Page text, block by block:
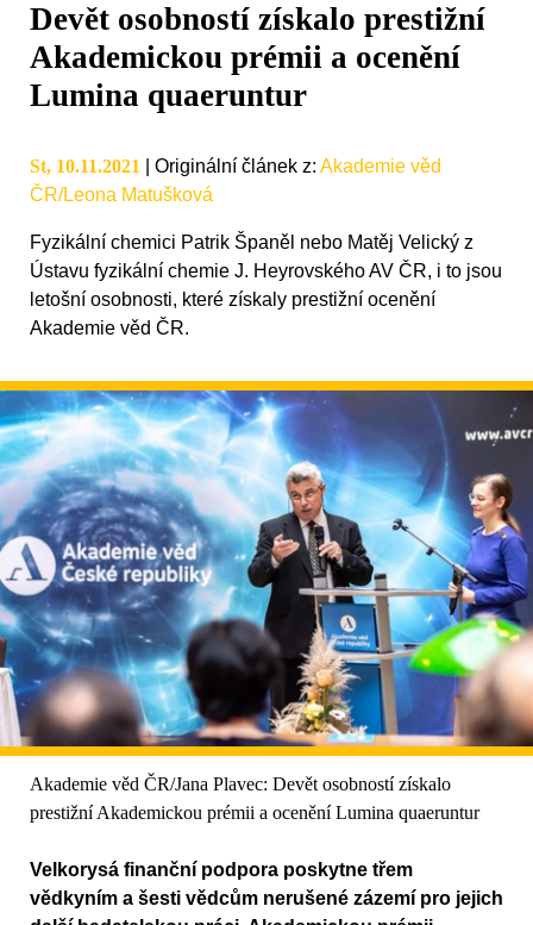
Devět osobností získalo prestižní
Akademickou prémii a ocenění
Lumina quaeruntur
St, 10.11.2021 Originální článek z: Akademie věd
ČR/Leona Matušková
Fyzikální chemici Patrik Španěl nebo Matěj Velický z
Ústavu fyzikální chemie J. Heyrovského AV ČR, i to jsou
letošní osobnosti, které získaly prestižní ocenění
Akademie věd ČR.
Akademie věd ČR/Jana Plavec: Devět osobností získalo
prestižní Akademickou prémii a ocenění Lumina quaeruntur
Velkorysá finanční podpora poskytne třem
vědkyním a šesti vědcům nerušené zázemí pro jejich